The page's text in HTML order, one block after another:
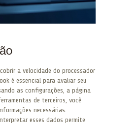
a velocidade do processador
é essencial para avaliar seu
as configurações, a página
de terceiros, você
necessárias.
esses dados permite